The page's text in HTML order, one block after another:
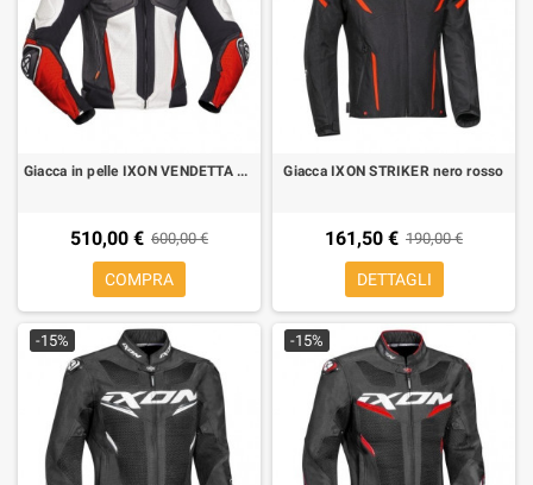
Giacca in pelle IXON VENDETTA JKT EVO nero rosso
510,00 € 600,00 €
COMPRA
Giacca IXON STRIKER nero rosso
161,50 € 190,00 €
DETTAGLI
-15% -15%